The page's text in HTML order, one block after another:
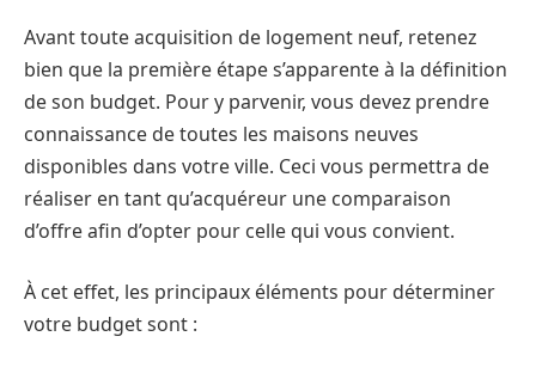
Avant toute acquisition de logement neuf, retenez
bien que la première étape s’apparente à la définition
de son budget. Pour y parvenir, vous devez prendre
connaissance de toutes les maisons neuves
disponibles dans votre ville. Ceci vous permettra de
réaliser en tant qu’acquéreur une comparaison
d’offre afin d’opter pour celle qui vous convient.
À cet effet, les principaux éléments pour déterminer
votre budget sont :